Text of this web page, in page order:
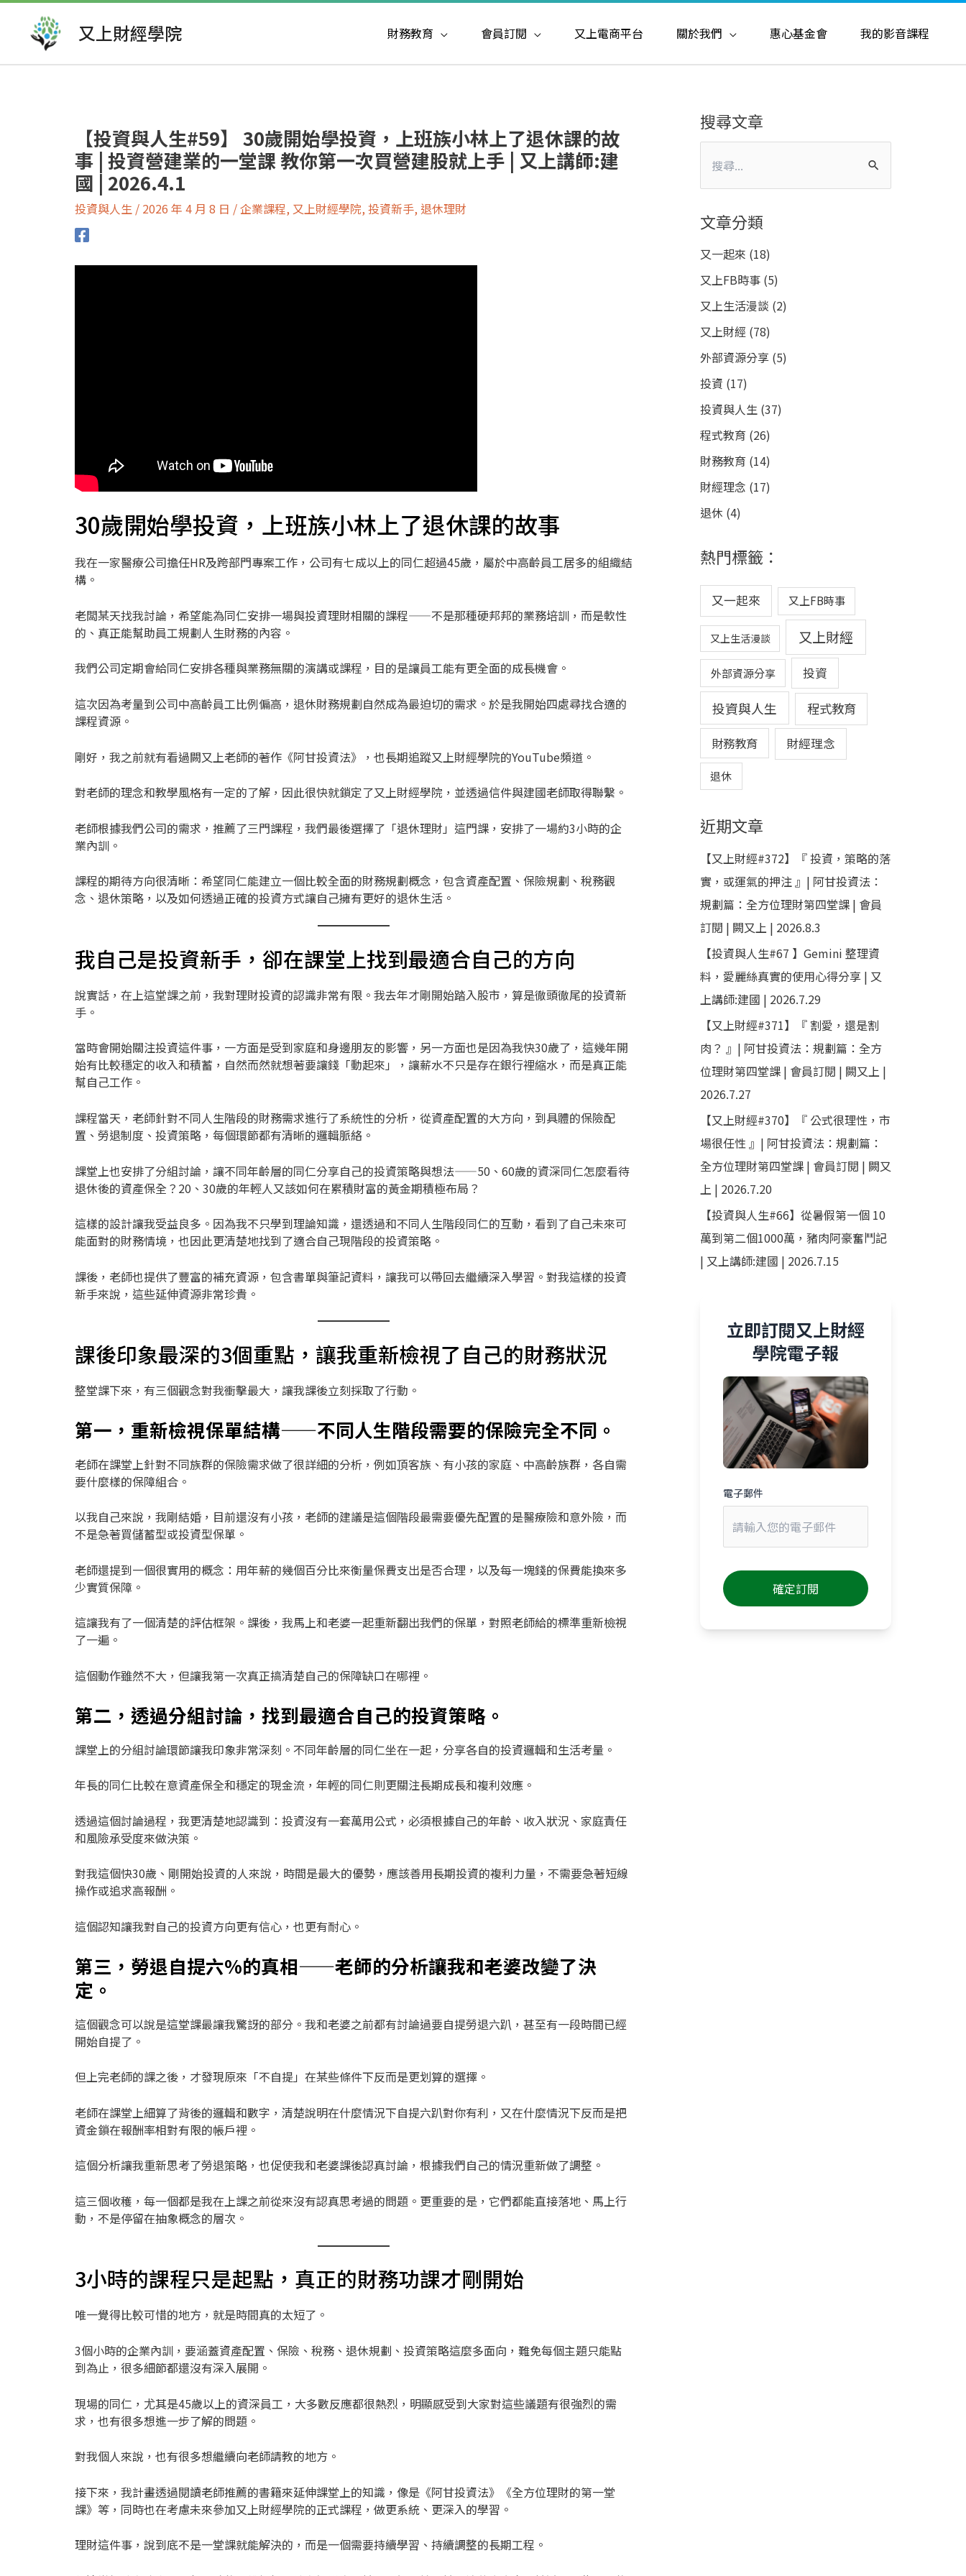
跳
要
又上財經學院 財務教育 會員訂閱 又上電商平台 關於我們 惠心基金會 我的影音課程
【投資與人生#59】 30歲開始學投資，上班族小林上了退休課的故
事 | 投資營建業的一堂課 教你第一次買營建股就上手 | 又上講師:建
國 | 2026.4.1
投資與人生 / 2026 年 4 月 8 日 /企業課程, 又上財經學院, 投資新手, 退休理財
30歲開始學投資，上班族小林上了退休課的故事
我在一家醫療公司擔任HR及跨部門專案工作，公司有七成以上的同仁超過45歲，屬於中高齡員工居多的組織結
構。
老闆某天找我討論，希望能為同仁安排一場與投資理財相關的課程——不是那種硬邦邦的業務培訓，而是軟性
的、真正能幫助員工規劃人生財務的內容。
我們公司定期會給同仁安排各種與業務無關的演講或課程，目的是讓員工能有更全面的成長機會。
這次因為考量到公司中高齡員工比例偏高，退休財務規劃自然成為最迫切的需求。於是我開始四處尋找合適的
課程資源。
剛好，我之前就有看過闕又上老師的著作《阿甘投資法》，也長期追蹤又上財經學院的YouTube頻道。
對老師的理念和教學風格有一定的了解，因此很快就鎖定了又上財經學院，並透過信件與建國老師取得聯繫。
老師根據我們公司的需求，推薦了三門課程，我們最後選擇了「退休理財」這門課，安排了一場約3小時的企
業內訓。
課程的期待方向很清晰：希望同仁能建立一個比較全面的財務規劃概念，包含資產配置、保險規劃、稅務觀
念、退休策略，以及如何透過正確的投資方式讓自己擁有更好的退休生活。
我自己是投資新手，卻在課堂上找到最適合自己的方向
說實話，在上這堂課之前，我對理財投資的認識非常有限。我去年才剛開始踏入股市，算是徹頭徹尾的投資新
手。
當時會開始關注投資這件事，一方面是受到家庭和身邊朋友的影響，另一方面也是因為我快30歲了，這幾年開
始有比較穩定的收入和積蓄，自然而然就想著要讓錢「動起來」，讓薪水不只是存在銀行裡縮水，而是真正能
幫自己工作。
課程當天，老師針對不同人生階段的財務需求進行了系統性的分析，從資產配置的大方向，到具體的保險配
置、勞退制度、投資策略，每個環節都有清晰的邏輯脈絡。
課堂上也安排了分組討論，讓不同年齡層的同仁分享自己的投資策略與想法——50、60歲的資深同仁怎麼看待
退休後的資產保全？20、30歲的年輕人又該如何在累積財富的黃金期積極布局？
這樣的設計讓我受益良多。因為我不只學到理論知識，還透過和不同人生階段同仁的互動，看到了自己未來可
能面對的財務情境，也因此更清楚地找到了適合自己現階段的投資策略。
課後，老師也提供了豐富的補充資源，包含書單與筆記資料，讓我可以帶回去繼續深入學習。對我這樣的投資
新手來說，這些延伸資源非常珍貴。
課後印象最深的3個重點，讓我重新檢視了自己的財務狀況
整堂課下來，有三個觀念對我衝擊最大，讓我課後立刻採取了行動。
第一，重新檢視保單結構——不同人生階段需要的保險完全不同。
老師在課堂上針對不同族群的保險需求做了很詳細的分析，例如頂客族、有小孩的家庭、中高齡族群，各自需
要什麼樣的保障組合。
以我自己來說，我剛結婚，目前還沒有小孩，老師的建議是這個階段最需要優先配置的是醫療險和意外險，而
不是急著買儲蓄型或投資型保單。
老師還提到一個很實用的概念：用年薪的幾個百分比來衡量保費支出是否合理，以及每一塊錢的保費能換來多
少實質保障。
這讓我有了一個清楚的評估框架。課後，我馬上和老婆一起重新翻出我們的保單，對照老師給的標準重新檢視
了一遍。
這個動作雖然不大，但讓我第一次真正搞清楚自己的保障缺口在哪裡。
第二，透過分組討論，找到最適合自己的投資策略。
課堂上的分組討論環節讓我印象非常深刻。不同年齡層的同仁坐在一起，分享各自的投資邏輯和生活考量。
年長的同仁比較在意資產保全和穩定的現金流，年輕的同仁則更關注長期成長和複利效應。
透過這個討論過程，我更清楚地認識到：投資沒有一套萬用公式，必須根據自己的年齡、收入狀況、家庭責任
和風險承受度來做決策。
對我這個快30歲、剛開始投資的人來說，時間是最大的優勢，應該善用長期投資的複利力量，不需要急著短線
操作或追求高報酬。
這個認知讓我對自己的投資方向更有信心，也更有耐心。
第三，勞退自提六%的真相——老師的分析讓我和老婆改變了決
定。
這個觀念可以說是這堂課最讓我驚訝的部分。我和老婆之前都有討論過要自提勞退六趴，甚至有一段時間已經
開始自提了。
但上完老師的課之後，才發現原來「不自提」在某些條件下反而是更划算的選擇。
老師在課堂上細算了背後的邏輯和數字，清楚說明在什麼情況下自提六趴對你有利，又在什麼情況下反而是把
資金鎖在報酬率相對有限的帳戶裡。
這個分析讓我重新思考了勞退策略，也促使我和老婆課後認真討論，根據我們自己的情況重新做了調整。
這三個收穫，每一個都是我在上課之前從來沒有認真思考過的問題。更重要的是，它們都能直接落地、馬上行
動，不是停留在抽象概念的層次。
3小時的課程只是起點，真正的財務功課才剛開始
唯一覺得比較可惜的地方，就是時間真的太短了。
3個小時的企業內訓，要涵蓋資產配置、保險、稅務、退休規劃、投資策略這麼多面向，難免每個主題只能點
到為止，很多細節都還沒有深入展開。
現場的同仁，尤其是45歲以上的資深員工，大多數反應都很熱烈，明顯感受到大家對這些議題有很強烈的需
求，也有很多想進一步了解的問題。
對我個人來說，也有很多想繼續向老師請教的地方。
接下來，我計畫透過閱讀老師推薦的書籍來延伸課堂上的知識，像是《阿甘投資法》《全方位理財的第一堂
課》等，同時也在考慮未來參加又上財經學院的正式課程，做更系統、更深入的學習。
理財這件事，說到底不是一堂課就能解決的，而是一個需要持續學習、持續調整的長期工程。
搜尋文章
尋
關
字
:
文章分類
又一起來 (18)
又上FB時事 (5)
又上生活漫談 (2)
又上財經 (78)
外部資源分享 (5)
投資 (17)
投資與人生 (37)
程式教育 (26)
財務教育 (14)
財經理念 (17)
退休 (4)
熱門標籤：
又一起來 又上FB時事
又上生活漫談 又上財經
外部資源分享 投資
投資與人生 程式教育
財務教育 財經理念
退休
近期文章
【又上財經#372】『 投資，策略的落
實，或運氣的押注 』| 阿甘投資法：
規劃篇：全方位理財第四堂課 | 會員
訂閱 | 闕又上 | 2026.8.3
【投資與人生#67 】Gemini 整理資
料，愛麗絲真實的使用心得分享 | 又
上講師:建國 | 2026.7.29
【又上財經#371】『 割愛，還是割
肉？ 』| 阿甘投資法：規劃篇：全方
位理財第四堂課 | 會員訂閱 | 闕又上 |
2026.7.27
【又上財經#370】『 公式很理性，市
場很任性 』| 阿甘投資法：規劃篇：
全方位理財第四堂課 | 會員訂閱 | 闕又
上 | 2026.7.20
【投資與人生#66】從暑假第一個 10
萬到第二個1000萬，豬肉阿豪奮鬥記
| 又上講師:建國 | 2026.7.15
立即訂閱又上財經
學院電子報
電子郵件